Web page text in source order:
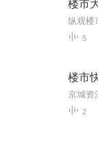
楼市
纵观楼
5
楼市
2